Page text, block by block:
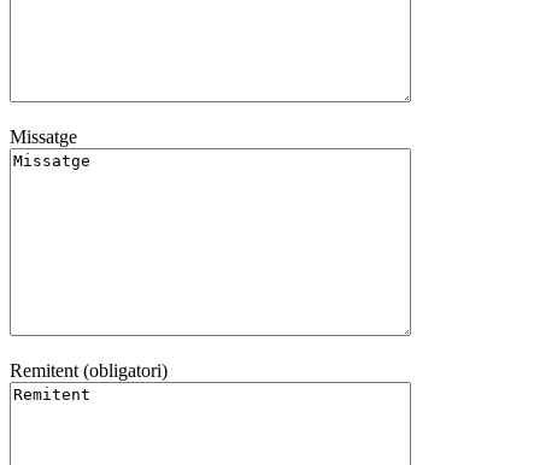
Missatge
Remitent (obligatori)